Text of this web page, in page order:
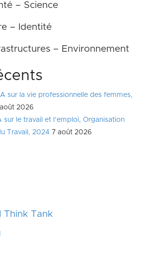
– Science
– Identité
– Environnement
sur la vie professionnelle des femmes,
2026
sur le travail et l’emploi, Organisation
Travail, 2024 7 août 2026
Think Tank